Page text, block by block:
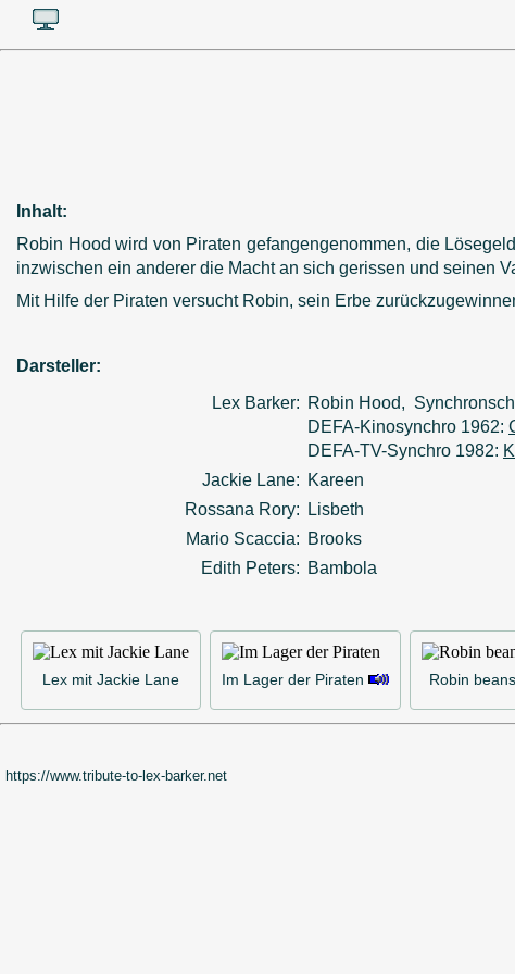
Inhalt:
Robin Hood wird von Piraten gefangengenommen, die
inzwischen ein anderer die Macht an sich gerissen und seinen
Mit Hilfe der Piraten versucht Robin, sein Erbe
Darsteller:
Lex Barker: Robin Hood,
DEFA-Kinosynchro 1962:
DEFA-TV-Synchro 1982:
Jackie Lane: Kareen
Rossana Rory:
Lisbeth
Mario Scaccia: Brooks
Edith Peters: Bambola
Lex mit Jackie Lane Im Lager der Piraten Robin
https://www.tribute-to-lex-barker.net